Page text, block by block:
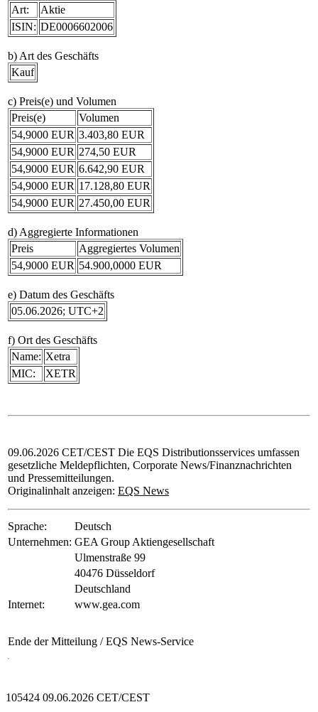
Art:
Aktie
ISIN: DE0006602006
b) Art des Geschäfts
Kauf
c) Preis(e) und Volumen
Preis(e)
Volumen
54,9000 EUR 3.403,80 EUR
54,9000 EUR 274,50 EUR
54,9000 EUR 6.642,90 EUR
54,9000 EUR 17.128,80 EUR
54,9000 EUR 27.450,00 EUR
d) Aggregierte Informationen
Preis
Aggregiertes Volumen
54,9000 EUR 54.900,0000 EUR
e) Datum des Geschäfts
05.06.2026; UTC+2
f) Ort des Geschäfts
Name: Xetra
MIC:
XETR
09.06.2026 CET/CEST Die EQS Distributionsservices umfassen
gesetzliche Meldepflichten, Corporate News/Finanznachrichten
und Pressemitteilungen.
Originalinhalt anzeigen: EQS News
Sprache:
Deutsch
Unternehmen: GEA Group Aktiengesellschaft
Ulmenstraße 99
40476 Düsseldorf
Deutschland
Internet:
www.gea.com
Ende der Mitteilung / EQS News-Service
105424 09.06.2026 CET/CEST